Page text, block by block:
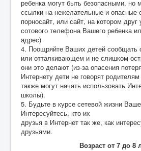
ребенка могут быть безопасными, но
ссылки на нежелательные и опасные
порносайт, или сайт, на котором
сотового телефона Вашего ребенка
адрес)
4. Поощряйте Ваших детей сообщать
или отталкивающем и не слишком
они это делают (из-за опасения
Интернету дети не говорят
также могут начать использовать
школы).
5. Будьте в курсе сетевой жизни
Интересуйтесь, кто их
друзья в Интернет так же, как
друзьями.
Возраст от 7 до 8